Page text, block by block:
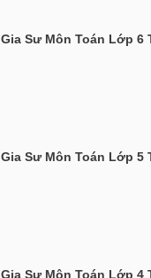
Gia Sư Môn Toán Lớp 6
Gia Sư Môn Toán Lớp 5
Gia Sư Môn Toán Lớp 4